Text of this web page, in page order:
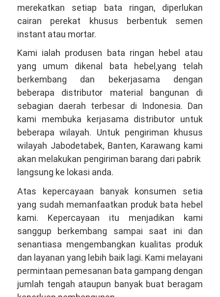
merekatkan setiap bata ringan, diperlukan
cairan perekat khusus berbentuk semen
instant atau mortar.
Kami ialah produsen bata ringan hebel atau
yang umum dikenal bata hebel,yang telah
berkembang dan bekerjasama dengan
beberapa distributor material bangunan di
sebagian daerah terbesar di Indonesia. Dan
kami membuka kerjasama distributor untuk
beberapa wilayah. Untuk pengiriman khusus
wilayah Jabodetabek, Banten, Karawang kami
akan melakukan pengiriman barang dari pabrik
langsung ke lokasi anda.
Atas kepercayaan banyak konsumen setia
yang sudah memanfaatkan produk bata hebel
kami. Kepercayaan itu menjadikan kami
sanggup berkembang sampai saat ini dan
senantiasa mengembangkan kualitas produk
dan layanan yang lebih baik lagi. Kami melayani
permintaan pemesanan bata gampang dengan
jumlah tengah ataupun banyak buat beragam